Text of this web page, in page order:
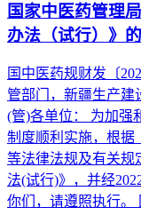
国家中医药管理
办法（试行）》
国中医药规财发〔
管部门，新疆生产建
(管)各单位： 为加强
制度顺利实施，根据
等法律法规及有关规
法(试行)》，并经
你们，请遵照执行。